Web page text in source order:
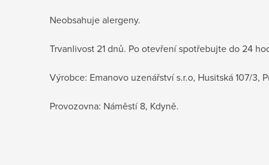
Neobsahuje alergeny.
Trvanlivost 21 dnů. Po otevření spotřebujte do 24
Výrobce: Emanovo uzenářství s.r.o, Husitská 107/3,
Provozovna: Náměstí 8, Kdyně.